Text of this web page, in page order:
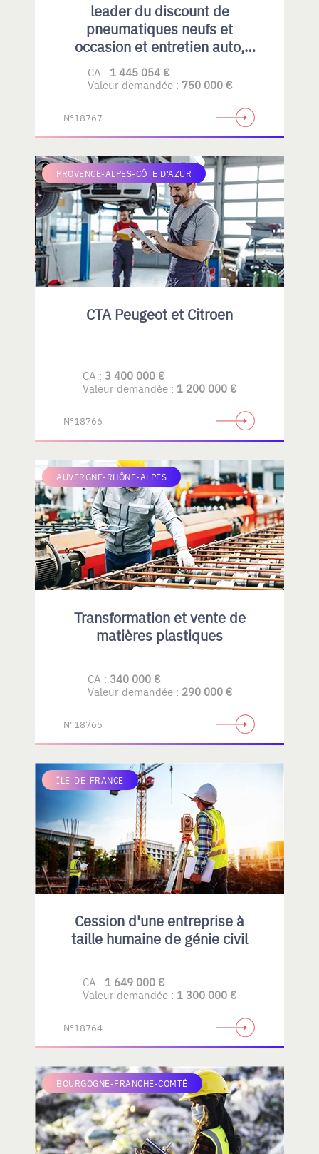
leader du discount de
pneumatiques neufs et
occasion et entretien auto,
emplacement idéal et fort
potentiel de développement
CA : 1 445 054 €
Valeur demandée : 750 000 €
N°18767
PROVENCE-ALPES-CÔTE D'AZUR
CTA Peugeot et Citroen
CA : 3 400 000 €
Valeur demandée : 1 200 000 €
N°18766
AUVERGNE-RHÔNE-ALPES
Transformation et vente de
matières plastiques
CA : 340 000 €
Valeur demandée : 290 000 €
N°18765
ÎLE-DE-FRANCE
Cession d'une entreprise à
taille humaine de génie civil
CA : 1 649 000 €
Valeur demandée : 1 300 000 €
N°18764
BOURGOGNE-FRANCHE-COMTÉ